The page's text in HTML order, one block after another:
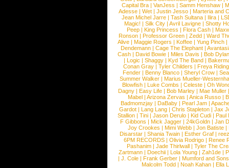
Capital Bra |VanJess |Samm Henshaw |
Adesse |Wet |Justin Jesso |Marteria and
Jean Michel Jarre |Tash Sultana | Ilira |
Magic! | Silk City | Avril Lavigne | Shotty
Peep |King Princess |Flora Cash |
Ronson |Professor Green |Zedd |Ward
Alive |Maggie Rogers |Koffee |Yung Pinch |
Dendemann |Cage The Elephant |
Cash | David Bowie | Miles Davis | Bob Dylan
|Logic |Shaggy |Kyd The Band |
Conan Gray |Tyler Childers |Freya
Fender |Benny Blanco |Sheryl Crow |
Summer Walker |Marius Mueller-
Blowfish | Luke Combs | Celeste | Oh
Dagny |Easy Life |Bob Marley |Mae Muller
Mabel |Arizona Zervas |Anica Russo |
Badmomzjay |DaBaby |Pearl Jam |
Gardot | Lang Lang | Chris Stapleton | Jax
Stallion |Tini |Jason Derulo |Kid Cudi |Paul
F Gibbons | Mick Jagger | 24kGoldn | Jan
Joy Crookes | Mimi Webb | Jon Batiste |
Disarstar | Shania Twain | Esther Graf |
6PM RECORDS | Olivia Rodrigo | Renee
Pashanim |Jade Thirlwall |Tyler The
Zartmann | Doechii | Lola Young | Zah1de |
| J. Cole | Frank Gerber | Mumford and Sons
Malcolm Todd | Noah Kahan | Ella